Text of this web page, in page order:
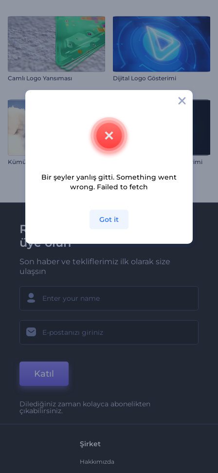
Camlı Logo Yansıması Dijital Logo Gösterimi
Kümülüs Bulutlu Logo Parıltılı Çizgiler Logo Gösterimi
Renderforest bültenine
üye olun
Son haber ve tekliflerimiz ilk olarak size
ulaşsın
Katıl
Dilediğiniz zaman kolayca abonelikten
çıkabilirsiniz.
Şirket
Hakkımızda
Bir şeyler yanlış gitti. Something went
wrong. Failed to fetch
Got it